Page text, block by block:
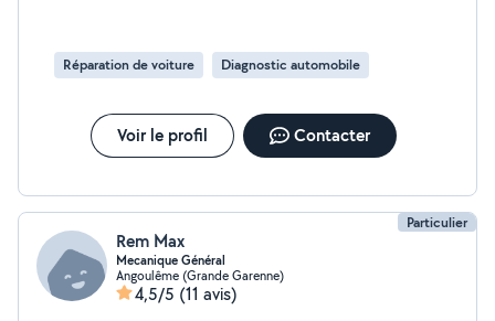
Réparation de voiture Diagnostic automobile
Voir le profil Contacter
Particulier
Rem Max
Mecanique Général
Angoulême (Grande Garenne)
4,5/5 (11 avis)